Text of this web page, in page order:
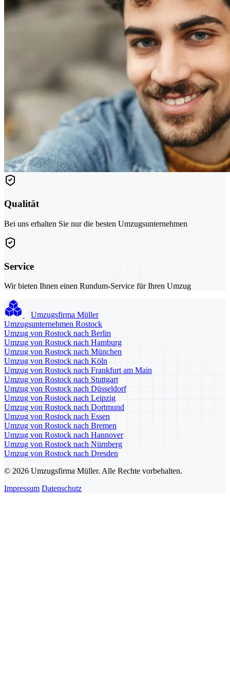
Qualität
Bei uns erhalten Sie nur die besten Umzugsunternehmen
Service
Wir bieten Ihnen einen Rundum-Service für Ihren Umzug
Umzugsfirma Müller
Umzugsunternehmen Rostock
Umzug von Rostock nach Berlin
Umzug von Rostock nach Hamburg
Umzug von Rostock nach München
Umzug von Rostock nach Köln
Umzug von Rostock nach Frankfurt am Main
Umzug von Rostock nach Stuttgart
Umzug von Rostock nach Düsseldorf
Umzug von Rostock nach Leipzig
Umzug von Rostock nach Dortmund
Umzug von Rostock nach Essen
Umzug von Rostock nach Bremen
Umzug von Rostock nach Hannover
Umzug von Rostock nach Nürnberg
Umzug von Rostock nach Dresden
© 2026 Umzugsfirma Müller. Alle Rechte vorbehalten.
Impressum Datenschutz